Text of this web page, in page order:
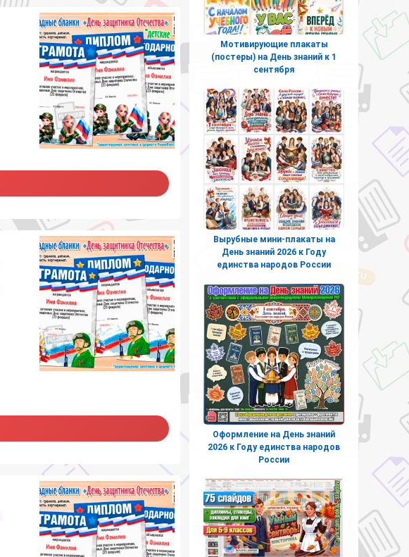
Мотивирующие плакаты
(постеры) на День знаний к 1
сентября
Вырубные мини-плакаты на
День знаний 2026 к Году
единства народов России
Оформление на День знаний
2026 к Году единства народов
России